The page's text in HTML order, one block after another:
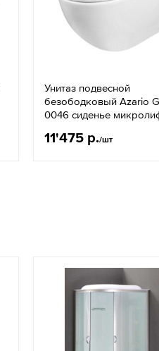
Унитаз подвесной
безободковый Azario
0046 сиденье
11'475 р./шт